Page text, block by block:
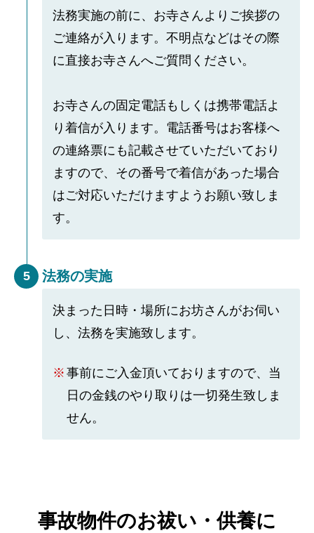
法務実施の前に、お寺さんよりご挨拶の
ご連絡が入ります。不明点などはその際
に直接お寺さんへご質問ください。
お寺さんの固定電話もしくは携帯電話よ
り着信が入ります。電話番号はお客様へ
の連絡票にも記載させていただいており
ますので、その番号で着信があった場合
はご対応いただけますようお願い致しま
す。
5 法務の実施
決まった日時・場所にお坊さんがお伺い
し、法務を実施致します。
事前にご入金頂いておりますので、当
日の金銭のやり取りは一切発生致しま
せん。
事故物件のお祓い・供養に